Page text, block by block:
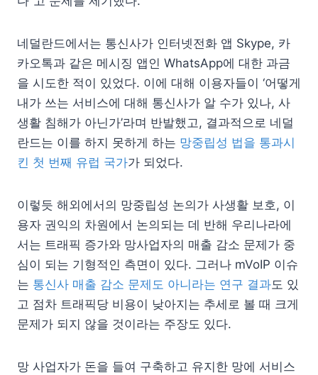
네덜란드에서는 통신사가 인터넷전화 앱 Skype, 카
카오톡과 같은 메시징 앱인 WhatsApp에 대한 과금
을 시도한 적이 있었다. 이에 대해 이용자들이 ‘어떻게
내가 쓰는 서비스에 대해 통신사가 알 수가 있나, 사
생활 침해가 아닌가’라며 반발했고, 결과적으로 네덜
란드는 이를 하지 못하게 하는 망중립성 법을 통과시
킨 첫 번째 유럽 국가가 되었다.
이렇듯 해외에서의 망중립성 논의가 사생활 보호, 이
용자 권익의 차원에서 논의되는 데 반해 우리나라에
서는 트래픽 증가와 망사업자의 매출 감소 문제가 중
심이 되는 기형적인 측면이 있다. 그러나 mVoIP 이슈
는 통신사 매출 감소 문제도 아니라는 연구 결과도 있
고 점차 트래픽당 비용이 낮아지는 추세로 볼 때 크게
문제가 되지 않을 것이라는 주장도 있다.
망 사업자가 돈을 들여 구축하고 유지한 망에 서비스